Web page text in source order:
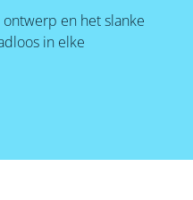
en het slanke
in elke